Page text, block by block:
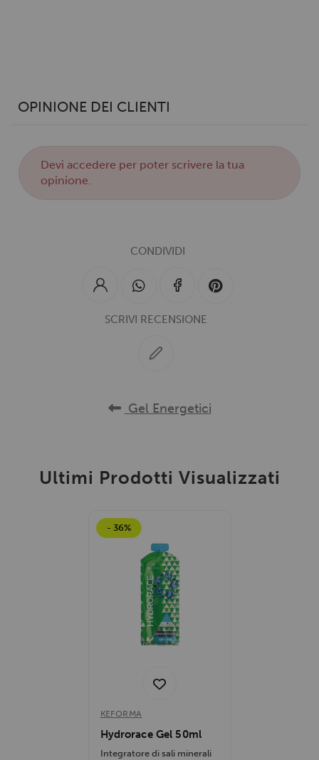
OPINIONE DEI CLIENTI
Deviaccedere per poter scrivere la tua
opinione.
CONDIVIDI
SCRIVI RECENSIONE
Gel Energetici
Ultimi Prodotti Visualizzati
- 36%
KEFORMA
Hydrorace Gel 50ml
Integratore di sali minerali